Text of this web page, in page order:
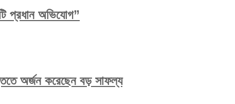
প্রধান অভিযোগ”
অর্জন করেছেন বড় সাফল্য